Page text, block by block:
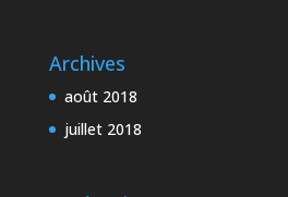
Archives
août 2018
juillet 2018